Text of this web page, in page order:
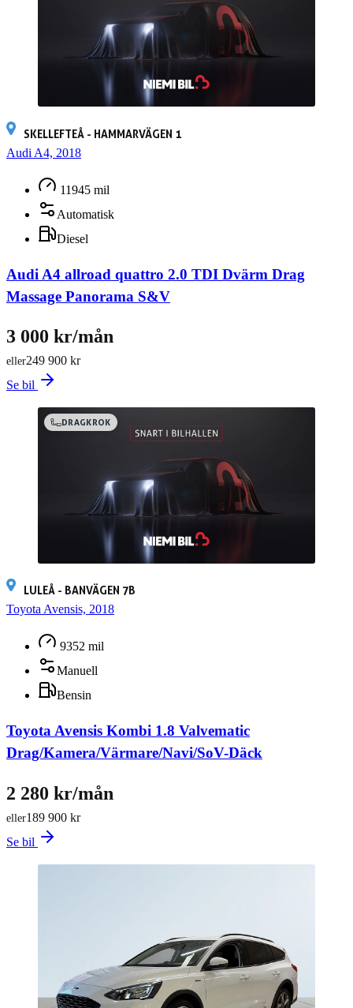
SKELLEFTEÅ - HAMMARVÄGEN 1
Audi A4, 2018
11945 mil
Automatisk
Diesel
Audi A4 allroad quattro 2.0 TDI Dvärm Drag
Massage Panorama S&V
249 900 kr
eller
3 000 kr/mån
Se bil
DRAGKROK
LULEÅ - BANVÄGEN 7B
Toyota Avensis, 2018
9352 mil
Manuell
Bensin
Toyota Avensis Kombi 1.8 Valvematic
Drag/Kamera/Värmare/Navi/SoV-Däck
189 900 kr
eller
2 280 kr/mån
Se bil